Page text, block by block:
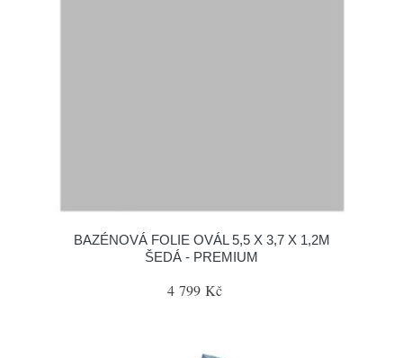
BAZÉNOVÁ FOLIE OVÁL 5,5 X 3,7 X 1,2M
ŠEDÁ - PREMIUM
4 799 Kč